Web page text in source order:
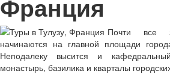
Франция
Почти все
начинаются на главной площади
Неподалеку высится и
монастырь, базилика и кварталы